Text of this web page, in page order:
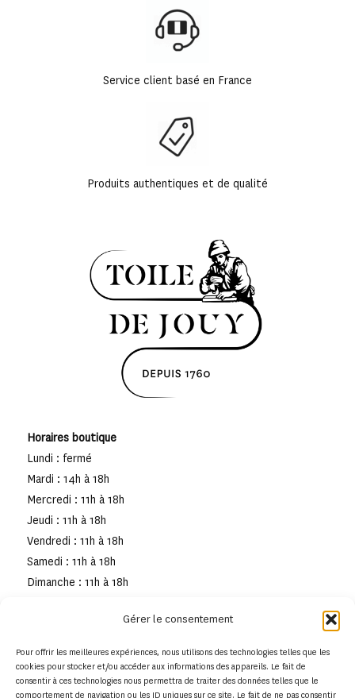
Gérer le consentement
Pour offrir les meilleures expériences, nous utilisons des technologies telles que les
cookies pour stocker et/ou accéder aux informations des appareils. Le fait de
consentir à ces technologies nous permettra de traiter des données telles que le
comportement de navigation ou les ID uniques sur ce site. Le fait de ne pas consentir
Service client basé en France
Produits authentiques et de qualité
Horaires boutique
Lundi : fermé
Mardi : 14h à 18h
Mercredi : 11h à 18h
Jeudi : 11h à 18h
Vendredi : 11h à 18h
Samedi : 11h à 18h
Dimanche : 11h à 18h